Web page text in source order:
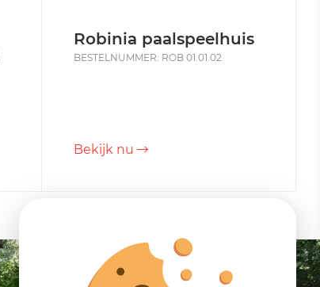
Robinia paalspeelhuis
BESTELNUMMER: ROB 01.01.02
Bekijk nu